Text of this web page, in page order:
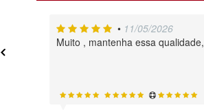
• 11/05/2026
Muito , mantenha essa qualidade,